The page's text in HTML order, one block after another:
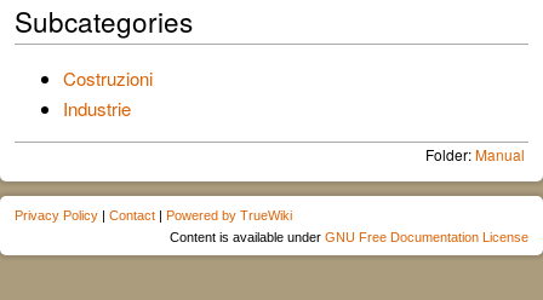
Subcategories
Costruzioni
Industrie
Folder:Manual
Privacy Policy | Contact | Powered by TrueWiki
Content is available under GNU Free Documentation License